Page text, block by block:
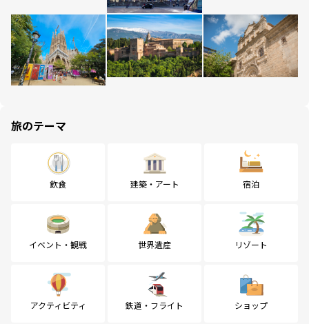
旅のテーマ
飲食 建築・アート 宿泊
イベント・観戦 世界遺産 リゾート
アクティビティ 鉄道・フライト ショップ